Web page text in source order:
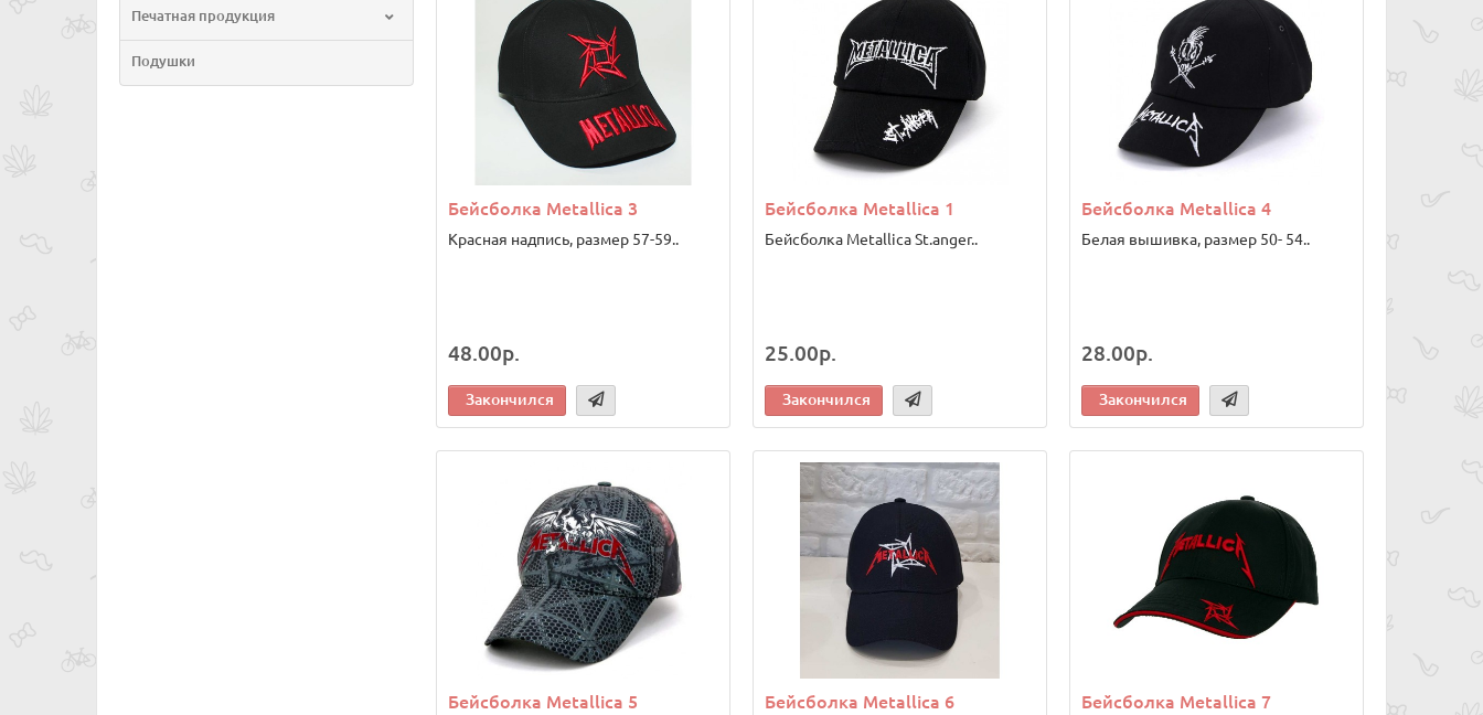
Печатная продукция
Подушки
Бейсболка Metallica 3
Красная надпись, размер 57-59..
48.00р.
Закончился
Бейсболка Metallica 1
Бейсболка Metallica St.anger..
25.00р.
Закончился
Бейсболка Metallica 4
Белая вышивка, размер 50- 54..
28.00р.
Закончился
Бейсболка Metallica 5 Бейсболка Metallica 6 Бейсболка Metallica 7